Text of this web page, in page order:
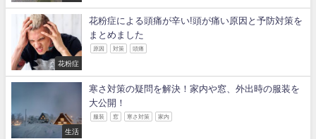
花粉症
花粉症による頭痛が辛い!頭が痛い原因と予防対策を
まとめました
原因 対策 頭痛
生活
寒さ対策の疑問を解決！家内や窓、外出時の服装を
大公開！
服装 窓 寒さ対策 家内